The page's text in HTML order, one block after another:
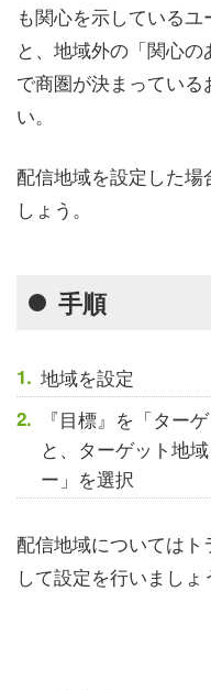
も関心を示している
と、地域外の「関心
で商圏が決まってい
い。
配信地域を設定した場
しょう。
手順
地域を設定
『目標』を「ター
と、ターゲット地
ー」を選択
配信地域については
して設定を行いましょ